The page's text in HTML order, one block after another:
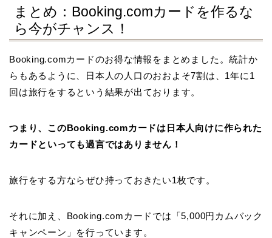
まとめ：Booking.comカードを作るな
ら今がチャンス！
Booking.comカードのお得な情報をまとめました。統計か
らもあるように、日本人の人口のおおよそ7割は、1年に1
回は旅行をするという結果が出ております。
つまり、このBooking.comカードは日本人向けに作られた
カードといっても過言ではありません！
旅行をする方ならぜひ持っておきたい1枚です。
それに加え、Booking.comカードでは「5,000円カムバック
キャンペーン」を行っています。